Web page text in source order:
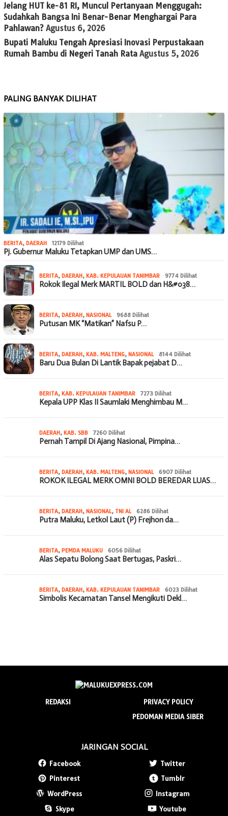
Jelang HUT ke-81 RI, Muncul Pertanyaan Menggugah:
Sudahkah Bangsa Ini Benar-Benar Menghargai Para
Pahlawan? Agustus 6, 2026
Bupati Maluku Tengah Apresiasi Inovasi Perpustakaan
Rumah Bambu di Negeri Tanah Rata Agustus 5, 2026
PALING BANYAK DILIHAT
BERITA, DAERAH 12179 Dilihat
Pj. Gubernur Maluku Tetapkan UMP dan UMS…
BERITA, DAERAH, KAB. KEPULAUAN TANIMBAR 9774 Dilihat
Rokok Ilegal Merk MARTIL BOLD dan H&#038…
BERITA, DAERAH, NASIONAL 9688 Dilihat
Putusan MK “Matikan” Nafsu P…
BERITA, DAERAH, KAB. MALTENG, NASIONAL 8144 Dilihat
Baru Dua Bulan Di Lantik Bapak pejabat D…
BERITA, KAB. KEPULAUAN TANIMBAR 7273 Dilihat
Kepala UPP Klas II Saumlaki Menghimbau M…
DAERAH, KAB. SBB 7260 Dilihat
Pernah Tampil Di Ajang Nasional, Pimpina…
BERITA, DAERAH, KAB. MALTENG, NASIONAL 6907 Dilihat
ROKOK ILEGAL MERK OMNI BOLD BEREDAR LUAS…
BERITA, DAERAH, NASIONAL, TNI AL 6286 Dilihat
Putra Maluku, Letkol Laut (P) Frejhon da…
BERITA, PEMDA MALUKU 6056 Dilihat
Alas Sepatu Bolong Saat Bertugas, Paskri…
BERITA, DAERAH, KAB. KEPULAUAN TANIMBAR 6023 Dilihat
Simbolis Kecamatan Tansel Mengikuti Dekl…
REDAKSI
PRIVACY POLICY
PEDOMAN MEDIA SIBER
JARINGAN SOCIAL
Facebook
Twitter
Pinterest
Tumblr
WordPress
Instagram
Skype
Youtube